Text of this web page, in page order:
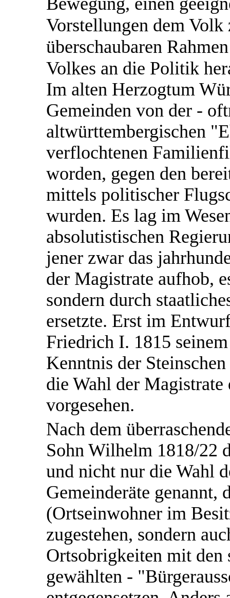
Vorstellungen dem
überschaubaren
Volkes an die Politik
Im alten Herzogtum
Gemeinden von der -
altwürttembergischen
verflochtenen
worden, gegen den
mittels politischer
wurden. Es lag im
absolutistischen
jener zwar das
der Magistrate aufhob,
sondern durch
ersetzte. Erst im
Friedrich I. 1815
Kenntnis der
die Wahl der
vorgesehen.
Nach dem
Sohn Wilhelm 1818/22
und nicht nur die Wahl
Gemeinderäte genannt,
(Ortseinwohner im
zugestehen, sondern
Ortsobrigkeiten mit den
gewählten -